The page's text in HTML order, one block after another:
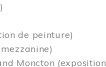
de peinture)
Moncton (exposition